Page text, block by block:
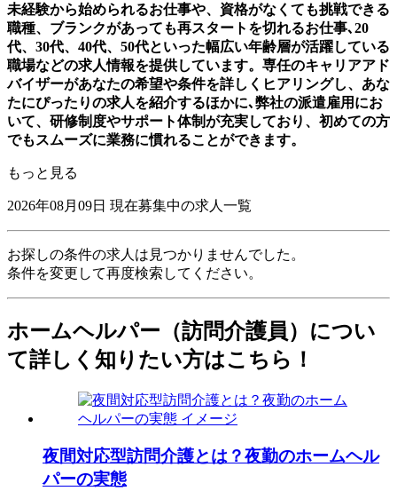
未経験から始められるお仕事や、資格がなくても挑戦できる
職種、ブランクがあっても再スタートを切れるお仕事､20
代、30代、40代、50代といった幅広い年齢層が活躍している
職場などの求人情報を提供しています。専任のキャリアアド
バイザーがあなたの希望や条件を詳しくヒアリングし、あな
たにぴったりの求人を紹介するほかに､弊社の派遣雇用にお
いて、研修制度やサポート体制が充実しており、初めての方
でもスムーズに業務に慣れることができます。
もっと見る
2026年08月09日 現在募集中の求人一覧
お探しの条件の求人は見つかりませんでした。
条件を変更して再度検索してください。
ホームヘルパー（訪問介護員）につい
て詳しく知りたい方はこちら！
夜間対応型訪問介護とは？夜勤のホームヘル
パーの実態